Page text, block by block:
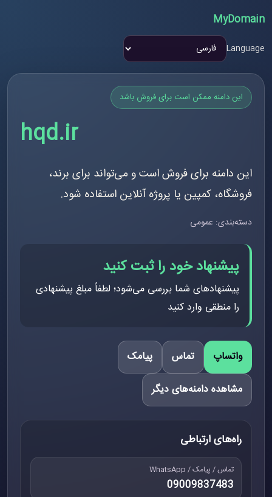
MyDomain
Language
این دامنه ممکن است برای فروش باشد
hqd.ir
این دامنه برای فروش است و می‌تواند برای برند،
فروشگاه، کمپین یا پروژه آنلاین استفاده شود.
دسته‌بندی: عمومی
پیشنهاد خود را ثبت کنید
پیشنهادهای شما بررسی می‌شود؛ لطفاً مبلغ پیشنهادی
را منطقی وارد کنید
واتساپ تماس
پیامک
مشاهده دامنه‌های دیگر
راه‌های ارتباطی
تماس / پیامک / WhatsApp
09009837483